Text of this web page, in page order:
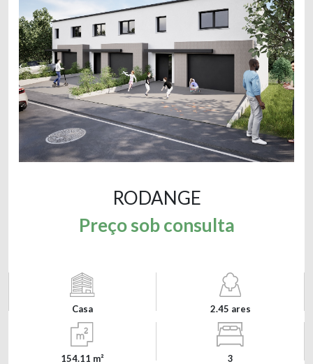
RODANGE
Preço sob consulta
Casa 2.45 ares
154.11 m² 3